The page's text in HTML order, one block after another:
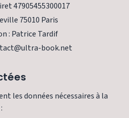
47905455300017
75010 Paris
: Patrice Tardif
book.net
les données nécessaires à la